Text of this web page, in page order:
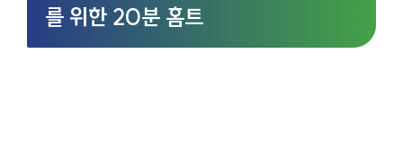
를 위한 20분 홈트